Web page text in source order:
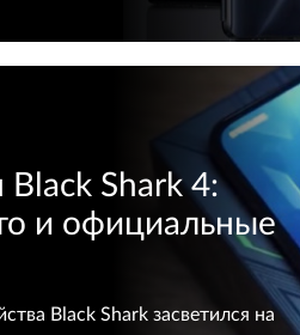
Black Shark 4:
и официальные
Black Shark засветился на